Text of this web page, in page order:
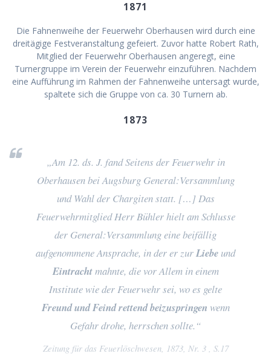
1871
Die Fahnenweihe der Feuerwehr Oberhausen wird durch eine
dreitägige Festveranstaltung gefeiert. Zuvor hatte Robert Rath,
Mitglied der Feuerwehr Oberhausen angeregt, eine
Turnergruppe im Verein der Feuerwehr einzuführen. Nachdem
eine Aufführung im Rahmen der Fahnenweihe untersagt wurde,
spaltete sich die Gruppe von ca. 30 Turnern ab.
1873
„Am 12. ds. J. fand Seitens der Feuerwehr in
Oberhausen bei Augsburg General:Versammlung
und Wahl der Chargiten statt. […] Das
Feuerwehrmitglied Herr Bühler hielt am Schlusse
der General:Versammlung eine beifällig
aufgenommene Ansprache, in der er zurLiebe und
Eintrachtmahnte, die vor Allem in einem
Institute wie der Feuerwehr sei, wo es gelte
Freund und Feind rettend beizuspringen wenn
Gefahr drohe, herrschen sollte.“
Zeitung für das Feuerlöschwesen, 1873, Nr. 3 , S.17